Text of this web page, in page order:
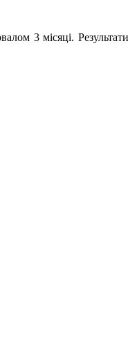
3 місяці. Результати